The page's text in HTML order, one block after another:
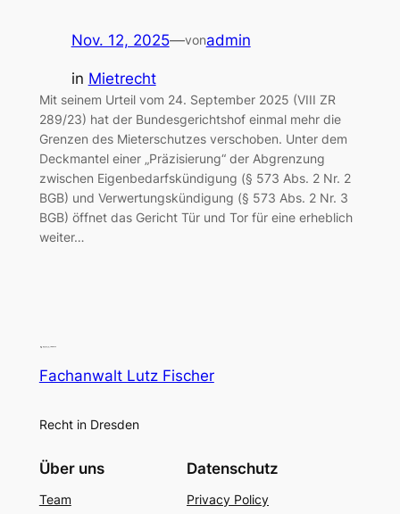
Nov. 12, 2025—vonadmin
in Mietrecht
Mit seinem Urteil vom 24. September 2025 (VIII ZR
289/23) hat der Bundesgerichtshof einmal mehr die
Grenzen des Mieterschutzes verschoben. Unter dem
Deckmantel einer „Präzisierung“ der Abgrenzung
zwischen Eigenbedarfskündigung (§ 573 Abs. 2 Nr. 2
BGB) und Verwertungskündigung (§ 573 Abs. 2 Nr. 3
BGB) öffnet das Gericht Tür und Tor für eine erheblich
weiter…
Fachanwalt Lutz Fischer
Recht in Dresden
Über uns
Team
Datenschutz
Privacy Policy